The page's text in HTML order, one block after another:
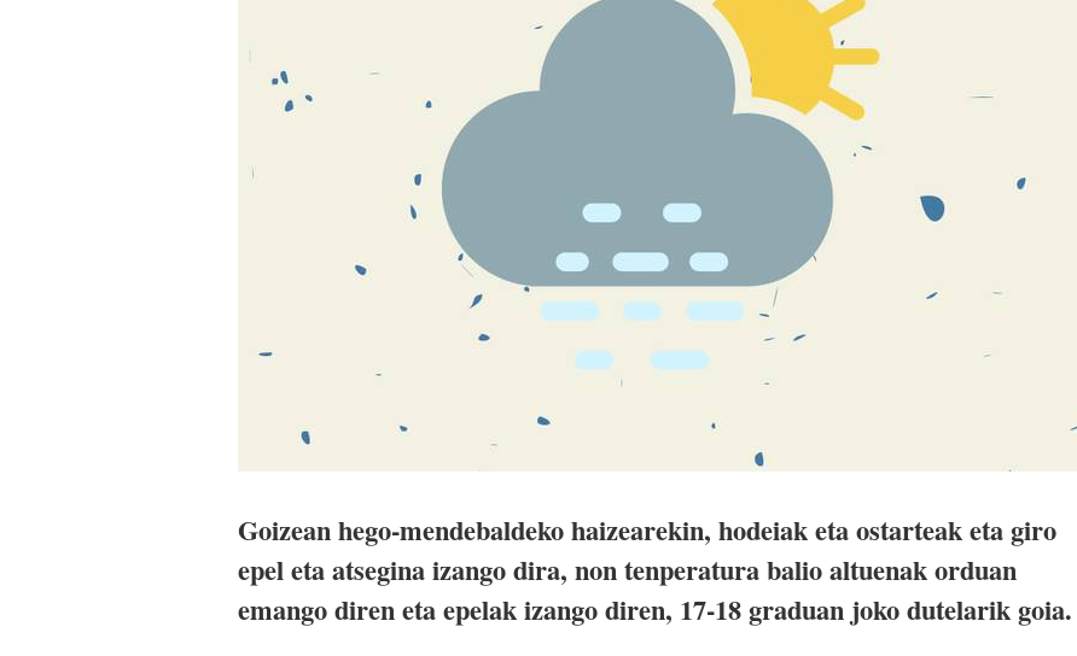
Goizean hego-mendebaldeko haizearekin, hodeiak eta ostarteak eta giro
epel eta atsegina izango dira, non tenperatura balio altuenak orduan
emango diren eta epelak izango diren, 17-18 graduan joko dutelarik goia.